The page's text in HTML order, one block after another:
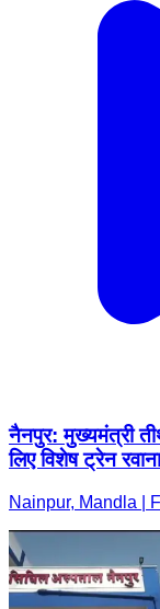
नैनपुर: मुख्यमंत्री
लिए विशेष ट्रेन रवाना
Nainpur, Mandla |